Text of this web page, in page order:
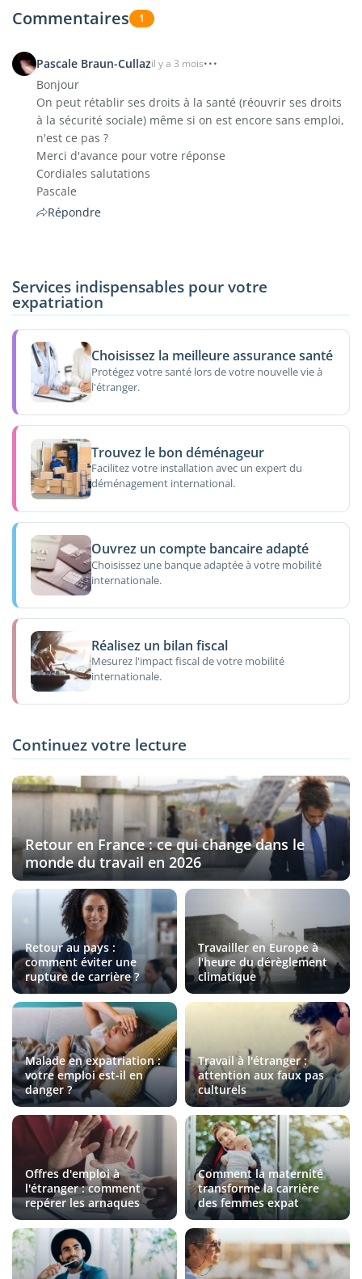
Commentaires 1
Pascale Braun-Cullazil y a 3 mois
Bonjour
On peut rétablir ses droits à la santé (réouvrir ses droits
à la sécurité sociale) même si on est encore sans emploi,
n'est ce pas ?
Merci d'avance pour votre réponse
Cordiales salutations
Pascale
Répondre
Services indispensables pour votre
expatriation
Choisissez la meilleure assurance santé
Protégez votre santé lors de votre nouvelle vie à
l'étranger.
Trouvez le bon déménageur
Facilitez votre installation avec un expert du
déménagement international.
Ouvrez un compte bancaire adapté
Choisissez une banque adaptée à votre mobilité
internationale.
Réalisez un bilan fiscal
Mesurez l'impact fiscal de votre mobilité
internationale.
Continuez votre lecture
Retour en France : ce qui change dans le
monde du travail en 2026
Retour au pays :
comment éviter une
rupture de carrière ?
Travailler en Europe à
l'heure du dérèglement
climatique
Malade en expatriation :
votre emploi est-il en
danger ?
Travail à l'étranger :
attention aux faux pas
culturels
Offres d'emploi à
l'étranger : comment
repérer les arnaques
Comment la maternité
transforme la carrière
des femmes expat